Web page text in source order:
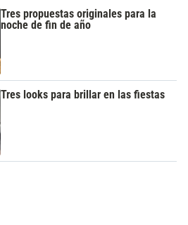
Tres propuestas originales para la
noche de fin de año
Tres looks para brillar en las fiestas